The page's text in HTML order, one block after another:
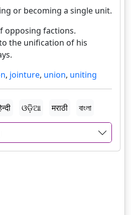
or becoming a single unit.
opposing factions.
the unification of his
, jointure, union, uniting
ଓଡ଼ିଆ मराठी বাংলা